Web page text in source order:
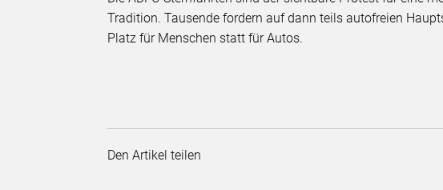
Tradition. Tausende fordern auf dann teils autofreien
Platz für Menschen statt für Autos.
Den Artikel teilen